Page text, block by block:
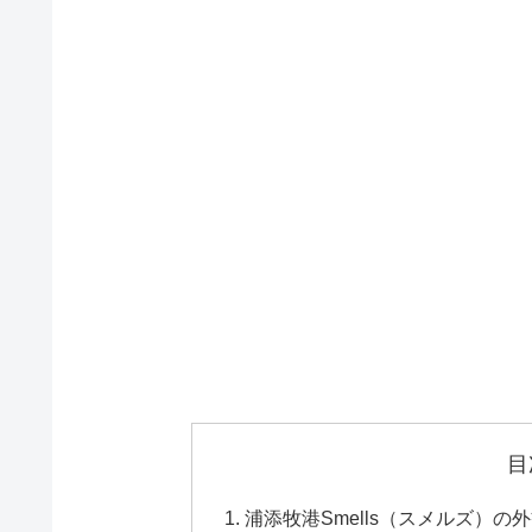
浦添牧港Smells（スメルズ）の